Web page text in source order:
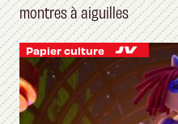
montres à aiguilles
Papier culture